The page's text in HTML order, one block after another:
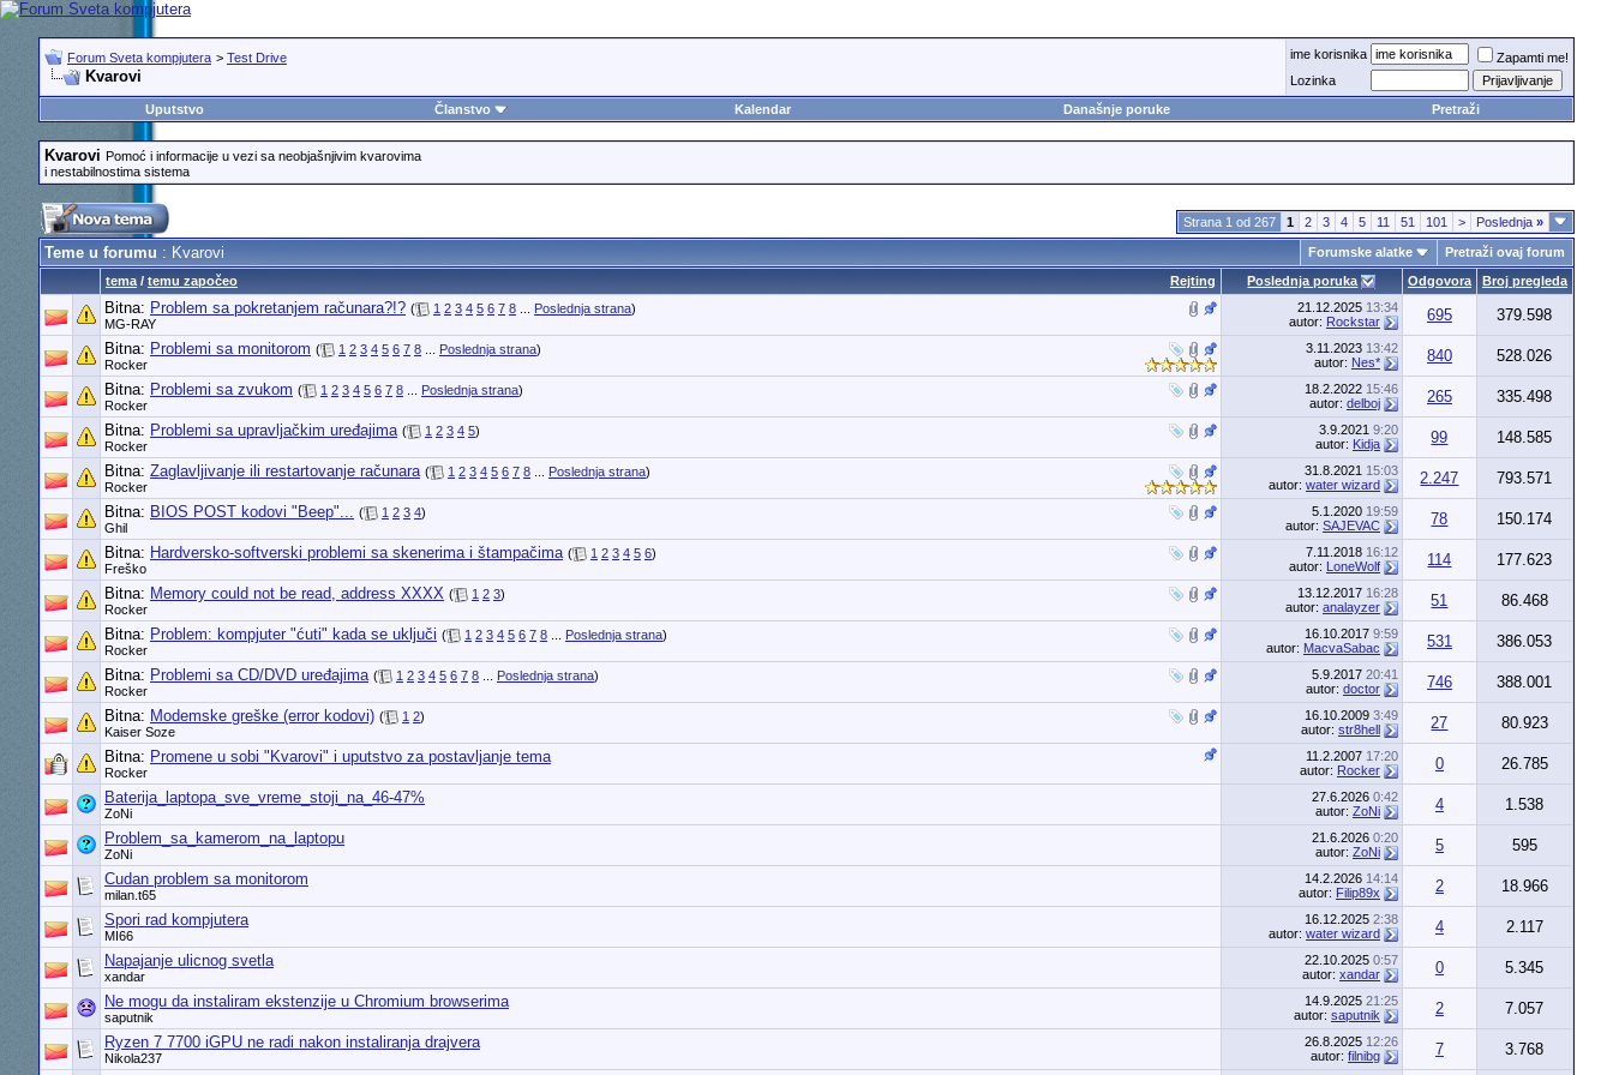
Forum Sveta kompjutera > Test Drive
Kvarovi
ime korisnika
Zapamti me!
Lozinka
Uputstvo
Članstvo Kalendar Današnje poruke Pretraži
Kvarovi Pomoć i informacije u vezi sa neobjašnjivim kvarovima
i nestabilnostima sistema
Strana 1 od 267 1 2 3 4 5 11 51 101 > Poslednja »
Teme u forumu: Kvarovi Forumske alatke
Pretraži ovaj forum
Rejting
tema/ temu započeo Poslednja poruka Odgovora Broj pregleda
Bitna: Problem sa pokretanjem računara?!? ( 1 2 3 4 5 6 7 8... Poslednja strana)
MG-RAY
21.12.2025 13:34
autor: Rockstar 695
379.598
Bitna: Problemi sa monitorom ( 1 2 3 4 5 6 7 8... Poslednja strana)
Rocker
3.11.2023 13:42
autor: Nes* 840
528.026
Bitna: Problemi sa zvukom ( 1 2 3 4 5 6 7 8... Poslednja strana)
Rocker
18.2.2022 15:46
autor: delboj 265
335.498
Bitna: Problemi sa upravljačkim uređajima ( 1 2 3 4 5)
Rocker
3.9.2021 9:20
autor: Kidja 99
148.585
Bitna: Zaglavljivanje ili restartovanje računara ( 1 2 3 4 5 6 7 8... Poslednja strana)
Rocker
31.8.2021 15:03
autor: water wizard 2.247
793.571
Bitna: BIOS POST kodovi "Beep"... ( 1 2 3 4)
Ghil
5.1.2020 19:59
autor: SAJEVAC 78
150.174
Bitna: Hardversko-softverski problemi sa skenerima i štampačima ( 1 2 3 4 5 6)
Freško
7.11.2018 16:12
autor: LoneWolf 114
177.623
Bitna: Memory could not be read, address XXXX ( 1 2 3)
Rocker
13.12.2017 16:28
autor: analayzer 51
86.468
Bitna: Problem: kompjuter "ćuti" kada se uključi ( 1 2 3 4 5 6 7 8... Poslednja strana)
Rocker
16.10.2017 9:59
autor: MacvaSabac 531
386.053
Bitna: Problemi sa CD/DVD uređajima ( 1 2 3 4 5 6 7 8... Poslednja strana)
Rocker
5.9.2017 20:41
autor: doctor 746
388.001
Bitna: Modemske greške (error kodovi) ( 1 2)
Kaiser Soze
16.10.2009 3:49
autor: str8hell 27
80.923
Bitna: Promene u sobi "Kvarovi" i uputstvo za postavljanje tema
Rocker
11.2.2007 17:20
autor: Rocker 0
26.785
Baterija_laptopa_sve_vreme_stoji_na_46-47%
ZoNi
27.6.2026 0:42
autor: ZoNi 4
1.538
Problem_sa_kamerom_na_laptopu
ZoNi
21.6.2026 0:20
autor: ZoNi 5
595
Cudan problem sa monitorom
milan.t65
14.2.2026 14:14
autor: Filip89x 2
18.966
Spori rad kompjutera
MI66
16.12.2025 2:38
autor: water wizard 4
2.117
Napajanje ulicnog svetla
xandar
22.10.2025 0:57
autor: xandar 0
5.345
Ne mogu da instaliram ekstenzije u Chromium browserima
saputnik
14.9.2025 21:25
autor: saputnik 2
7.057
Ryzen 7 7700 iGPU ne radi nakon instaliranja drajvera
Nikola237
26.8.2025 12:26
autor: filnibg 7
3.768